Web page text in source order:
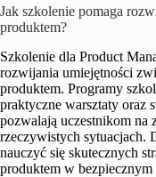
Jak szkolenie pomaga
produktem?
Szkolenie dla Product
rozwijania umiejętności
produktem. Programy
praktyczne warsztaty oraz
pozwalają uczestnikom na
rzeczywistych sytuacjach.
nauczyć się skutecznych
produktem w